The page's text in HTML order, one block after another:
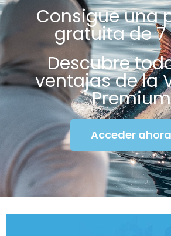
Consigue una
gratuita de
Descubre
ventajas de la
Premium
Acceder ahora